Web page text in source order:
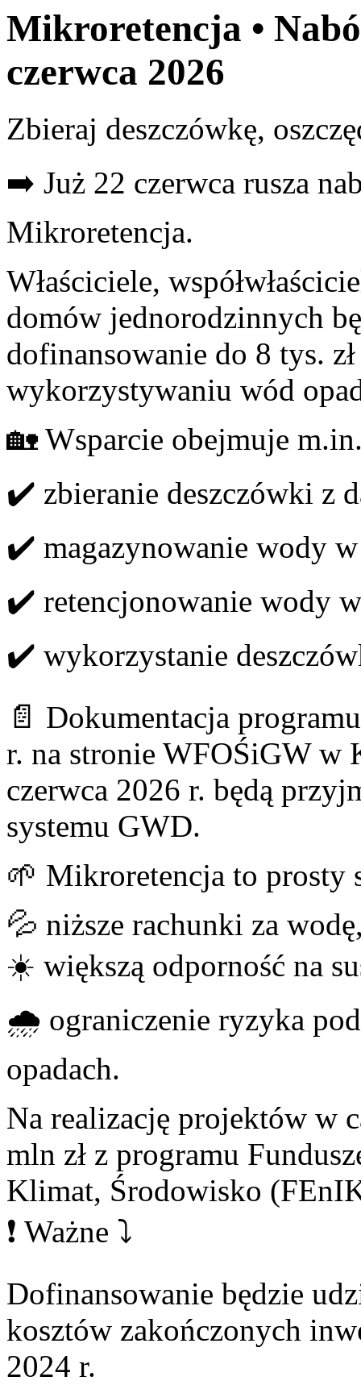
Mikroretencja •
czerwca 2026
Zbieraj deszczówkę,
➡️ Już 22 czerwca rusza
Mikroretencja.
Właściciele,
domów jednorodzinnych
dofinansowanie do 8 tys.
wykorzystywaniu wód
🏡 Wsparcie obejmuje
✔️ zbieranie deszczówki z
✔️ magazynowanie wody
✔️ retencjonowanie wody
✔️ wykorzystanie
📄 Dokumentacja
r. na stronie WFOŚiGW w
czerwca 2026 r. będą
systemu GWD.
🌱 Mikroretencja to prosty
💦 niższe rachunki za
☀️ większą odporność na
🌧️ ograniczenie ryzyka
opadach.
Na realizację projektów w
mln zł z programu
Klimat, Środowisko
❗ Ważne ⤵️
Dofinansowanie będzie
kosztów zakończonych
2024 r.